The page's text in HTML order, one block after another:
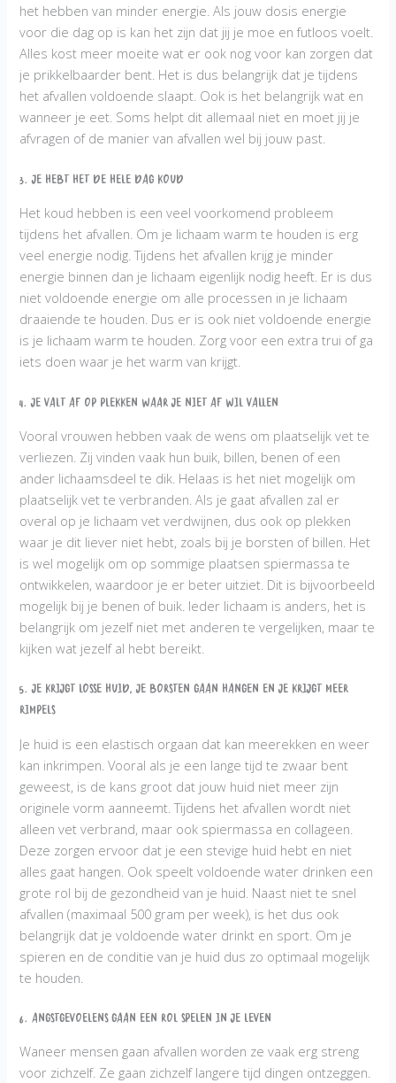
het hebben van minder energie. Als jouw dosis energie
voor die dag op is kan het zijn dat jij je moe en futloos voelt.
Alles kost meer moeite wat er ook nog voor kan zorgen dat
je prikkelbaarder bent. Het is dus belangrijk dat je tijdens
het afvallen voldoende slaapt. Ook is het belangrijk wat en
wanneer je eet. Soms helpt dit allemaal niet en moet jij je
afvragen of de manier van afvallen wel bij jouw past.
3. Je hebt het de hele dag koud
Het koud hebben is een veel voorkomend probleem
tijdens het afvallen. Om je lichaam warm te houden is erg
veel energie nodig. Tijdens het afvallen krijg je minder
energie binnen dan je lichaam eigenlijk nodig heeft. Er is dus
niet voldoende energie om alle processen in je lichaam
draaiende te houden. Dus er is ook niet voldoende energie
is je lichaam warm te houden. Zorg voor een extra trui of ga
iets doen waar je het warm van krijgt.
4. Je valt af op plekken waar je niet af wil vallen
Vooral vrouwen hebben vaak de wens om plaatselijk vet te
verliezen. Zij vinden vaak hun buik, billen, benen of een
ander lichaamsdeel te dik. Helaas is het niet mogelijk om
plaatselijk vet te verbranden. Als je gaat afvallen zal er
overal op je lichaam vet verdwijnen, dus ook op plekken
waar je dit liever niet hebt, zoals bij je borsten of billen. Het
is wel mogelijk om op sommige plaatsen spiermassa te
ontwikkelen, waardoor je er beter uitziet. Dit is bijvoorbeeld
mogelijk bij je benen of buik. Ieder lichaam is anders, het is
belangrijk om jezelf niet met anderen te vergelijken, maar te
kijken wat jezelf al hebt bereikt.
5. Je krijgt losse huid, je borsten gaan hangen en je krijgt meer
rimpels
Je huid is een elastisch orgaan dat kan meerekken en weer
kan inkrimpen. Vooral als je een lange tijd te zwaar bent
geweest, is de kans groot dat jouw huid niet meer zijn
originele vorm aanneemt. Tijdens het afvallen wordt niet
alleen vet verbrand, maar ook spiermassa en collageen.
Deze zorgen ervoor dat je een stevige huid hebt en niet
alles gaat hangen. Ook speelt voldoende water drinken een
grote rol bij de gezondheid van je huid. Naast niet te snel
afvallen (maximaal 500 gram per week), is het dus ook
belangrijk dat je voldoende water drinkt en sport. Om je
spieren en de conditie van je huid dus zo optimaal mogelijk
te houden.
6. Angstgevoelens gaan een rol spelen in je leven
Waneer mensen gaan afvallen worden ze vaak erg streng
voor zichzelf. Ze gaan zichzelf langere tijd dingen ontzeggen.